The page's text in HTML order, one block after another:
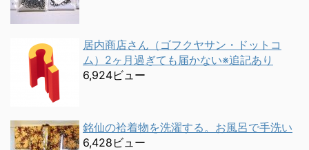
居内商店さん（ゴフクヤサン・ドットコ
ム）2ヶ月過ぎても届かない※追記あり
6,924ビュー
銘仙の袷着物を洗濯する。お風呂で手洗い
6,428ビュー